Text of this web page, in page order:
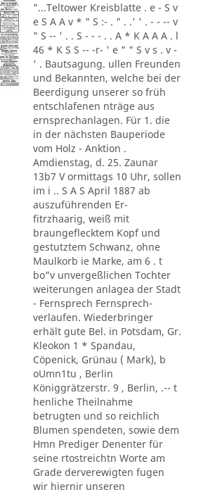
"...Teltower Kreisblatte . e - S v
e S A A v * " S :- . " . .' ' . - - -- v
" S -- ' . . S - - - . . A * K A A A . l
46 * K S S -- -r- ' e " " S v s . v -
' . Bautsagung. ullen Freunden
und Bekannten, welche bei der
Beerdigung unserer so früh
entschlafenen nträge aus
ernsprechanlagen. Für 1. die
in der nächsten Bauperiode
vom Holz - Anktion .
Amdienstag, d. 25. Zaunar
13b7 V ormittags 10 Uhr, sollen
im i .. S A S April 1887 ab
auszuführenden Er-
fitrzhaarig, weiß mit
braungeflecktem Kopf und
gestutztem Schwanz, ohne
Maulkorb ie Marke, am 6 . t
bo"v unvergeßlichen Tochter
weiterungen anlagea der Stadt
- Fernsprech Fernsprech-
verlaufen. Wiederbringer
erhält gute Bel. in Potsdam, Gr.
Kleokon 1 * Spandau,
Cöpenick, Grünau ( Mark), b
oUmn1tu , Berlin
Königgrätzerstr. 9 , Berlin, .-- t
henliche Theilnahme
betrugten und so reichlich
Blumen spendeten, sowie dem
Hmn Prediger Denenter für
seine rtostreichtn Worte am
Grade derverewigten fugen
wir hiernir unseren